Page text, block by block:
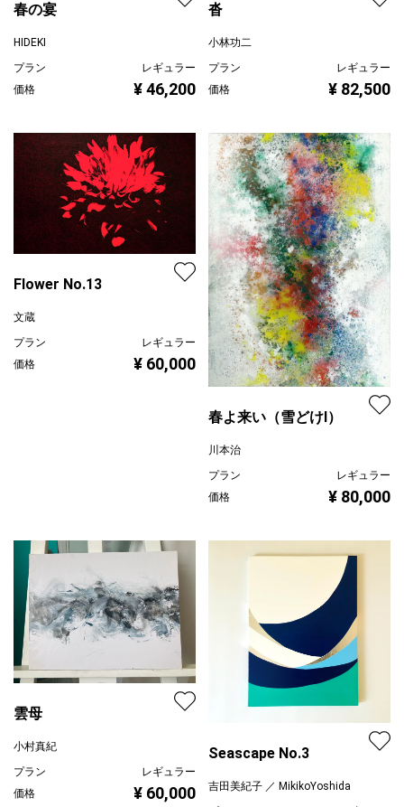
春の宴
HIDEKI
プラン
レギュラー
価格
¥ 46,200
沓
小林功二
プラン
レギュラー
価格
¥ 82,500
Flower No.13
文蔵
プラン
レギュラー
価格
¥ 60,000
春よ来い（雪どけⅠ）
川本治
プラン
レギュラー
価格
¥ 80,000
雲母
小村真紀
プラン
レギュラー
価格
¥ 60,000
Seascape No.3
吉田美紀子 ／ MikikoYoshida